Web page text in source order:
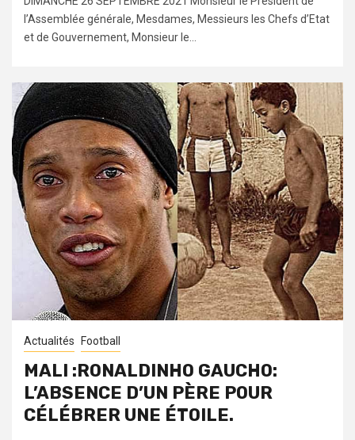
l’Assemblée générale, Mesdames, Messieurs les Chefs d’Etat
et de Gouvernement, Monsieur le...
Actualités Football
MALI :RONALDINHO GAUCHO:
L’ABSENCE D’UN PÈRE POUR
CÉLÉBRER UNE ÉTOILE.